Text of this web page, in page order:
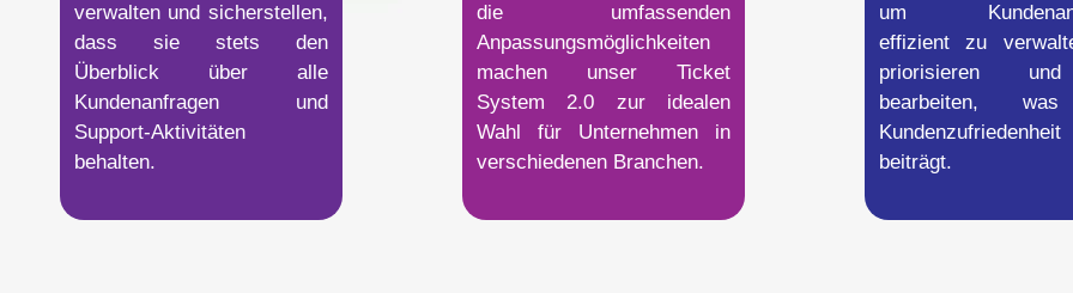
verwalten und sicherstellen,
dass sie stets den
Überblick über alle
Kundenanfragen und
Support-Aktivitäten
behalten.
die umfassenden
Anpassungsmöglichkeiten
machen unser Ticket
System 2.0 zur idealen
Wahl für Unternehmen in
verschiedenen Branchen.
um
effizient zu
priorisieren
bearbeiten,
Kundenzufriedenheit
beiträgt.